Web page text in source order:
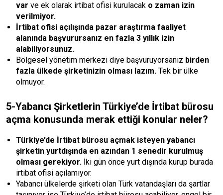
var ve ek olarak irtibat ofisi kurulacak o zaman izin
verilmiyor.
İrtibat ofisi açılışında pazar araştırma faaliyet
alanında başvurursanız en fazla 3 yıllık izin
alabiliyorsunuz.
Bölgesel yönetim merkezi diye başvuruyorsanız birden
fazla ülkede şirketinizin olması lazım. Tek bir ülke
olmuyor.
5-Yabancı Şirketlerin Türkiye’de İrtibat bürosu
açma konusunda merak ettiği konular neler?
Türkiye’de İrtibat bürosu açmak isteyen yabancı
şirketin yurtdışında en azından 1 senedir kurulmuş
olması gerekiyor. İki gün önce yurt dışında kurup burada
irtibat ofisi açılamıyor.
Yabancı ülkelerde şirketi olan Türk vatandaşları da şartlar